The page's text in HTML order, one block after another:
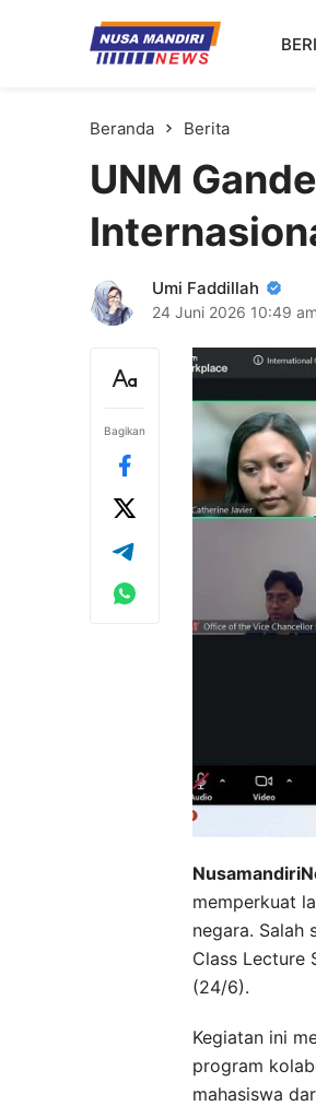
Kampus Digital
Universitas Nusa Mandiri
Beranda Berita
UNM
Umi Faddillah
24 Juni 2026 10:49 am
Bagikan
memperkuat
negara. Salah
Class Lecture
(24/6).
Kegiatan ini
program
mahasiswa